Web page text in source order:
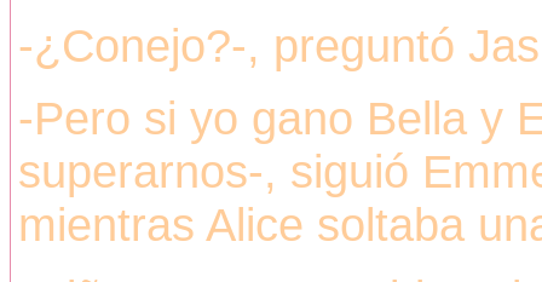
-¿Conejo?-, preguntó
-Pero si yo gano Bella y
superarnos-, siguió
mientras Alice soltaba